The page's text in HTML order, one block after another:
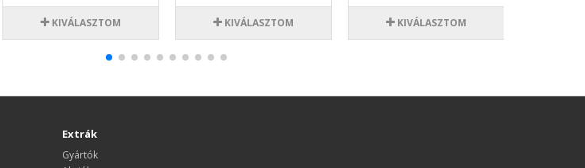
KIVÁLASZTOM KIVÁLASZTOM KIVÁLASZTOM
Extrák
Gyártók